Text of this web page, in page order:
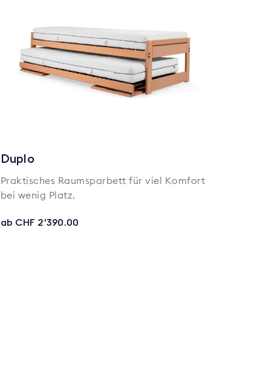
Duplo
Praktisches Raumsparbett für viel Komfort
bei wenig Platz.
ab CHF 2'390.00